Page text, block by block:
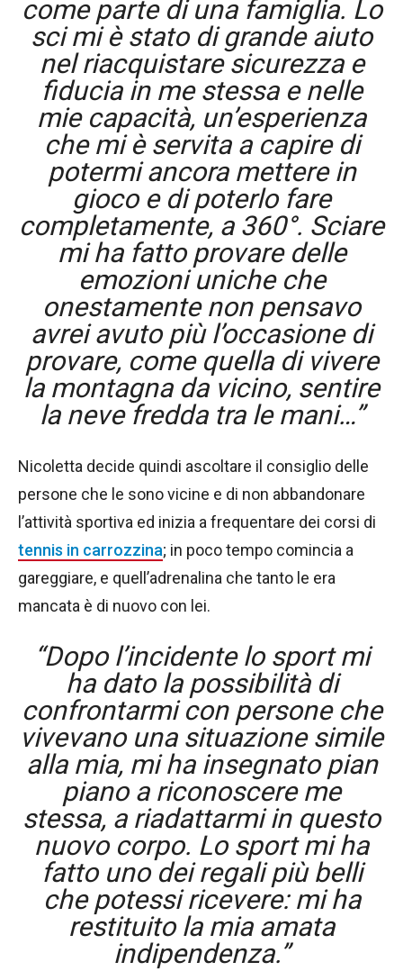
come parte di una famiglia. Lo
sci mi è stato di grande aiuto
nel riacquistare sicurezza e
fiducia in me stessa e nelle
mie capacità, un’esperienza
che mi è servita a capire di
potermi ancora mettere in
gioco e di poterlo fare
completamente, a 360°. Sciare
mi ha fatto provare delle
emozioni uniche che
onestamente non pensavo
avrei avuto più l’occasione di
provare, come quella di vivere
la montagna da vicino, sentire
la neve fredda tra le mani…”
Nicoletta decide quindi ascoltare il consiglio delle
persone che le sono vicine e di non abbandonare
l’attività sportiva ed inizia a frequentare dei corsi di
tennis in carrozzina; in poco tempo comincia a
gareggiare, e quell’adrenalina che tanto le era
mancata è di nuovo con lei.
“Dopo l’incidente lo sport mi
ha dato la possibilità di
confrontarmi con persone che
vivevano una situazione simile
alla mia, mi ha insegnato pian
piano a riconoscere me
stessa, a riadattarmi in questo
nuovo corpo. Lo sport mi ha
fatto uno dei regali più belli
che potessi ricevere: mi ha
restituito la mia amata
indipendenza.”